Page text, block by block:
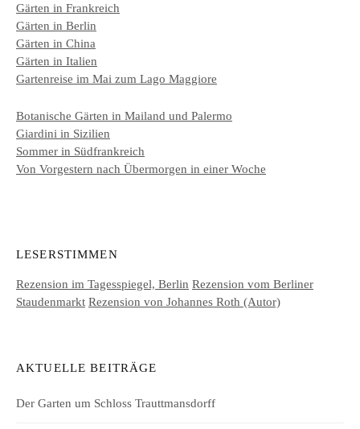
Gärten in Frankreich
Gärten in Berlin
Gärten in China
Gärten in Italien
Gartenreise im Mai zum Lago Maggiore
Botanische Gärten in Mailand und Palermo
Giardini in Sizilien
Sommer in Südfrankreich
Von Vorgestern nach Übermorgen in einer Woche
LESERSTIMMEN
Rezension im Tagesspiegel, Berlin Rezension vom Berliner
Staudenmarkt Rezension von Johannes Roth (Autor)
AKTUELLE BEITRÄGE
Der Garten um Schloss Trauttmansdorff